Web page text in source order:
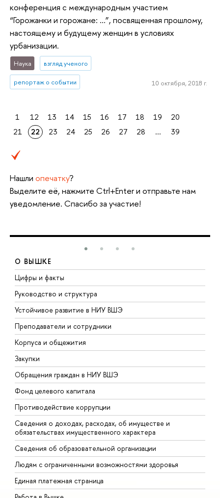
конференция с международным участием
“Горожанки и горожане: …”, посвященная прошлому,
настоящему и будущему женщин в условиях
урбанизации.
Наука взгляд ученого
репортаж о событии 10 октября, 2018 г.
1 12 13 14 15 16 17 18 19
20
21
22 23 24 25 26 27 28 ... 39
Нашли опечатку?
Выделите её, нажмите Ctrl+Enter и отправьте нам
уведомление. Спасибо за участие!
О ВЫШКЕ
Цифры и факты
Руководство и структура
Устойчивое развитие в НИУ ВШЭ
Преподаватели и сотрудники
Корпуса и общежития
Закупки
Обращения граждан в НИУ ВШЭ
Фонд целевого капитала
Противодействие коррупции
Сведения о доходах, расходах, об имуществе и
обязательствах имущественного характера
Сведения об образовательной организации
Людям с ограниченными возможностями здоровья
Единая платежная страница